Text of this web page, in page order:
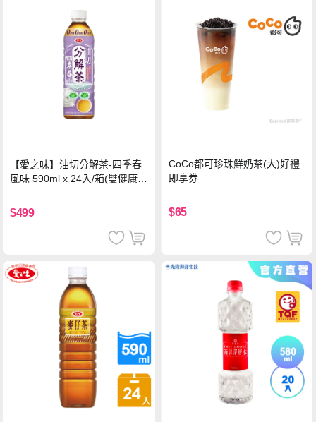
【愛之味】油切分解茶-四季春
風味 590ml x 24入/箱(雙健康認
$499
CoCo都可珍珠鮮奶茶(大)好禮
即享券
$65